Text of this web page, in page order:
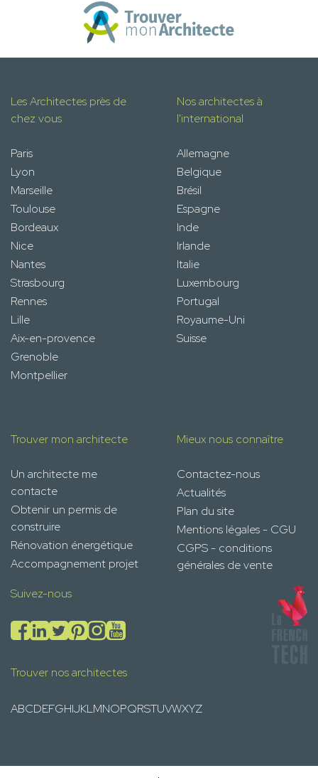
Les Architectes près de
chez vous
Paris
Lyon
Marseille
Toulouse
Bordeaux
Nice
Nantes
Strasbourg
Rennes
Lille
Aix-en-provence
Grenoble
Montpellier
Nos architectes à
l'international
Allemagne
Belgique
Brésil
Espagne
Inde
Irlande
Italie
Luxembourg
Portugal
Royaume-Uni
Suisse
Trouver mon architecte
Un architecte me
contacte
Obtenir un permis de
construire
Rénovation énergétique
Accompagnement projet
Mieux nous connaître
Contactez-nous
Actualités
Plan du site
Mentions légales - CGU
CGPS - conditions
générales de vente
Suivez-nous
Trouver nos architectes
ABCDEFGHIJKLMNOPQRSTUVWXYZ